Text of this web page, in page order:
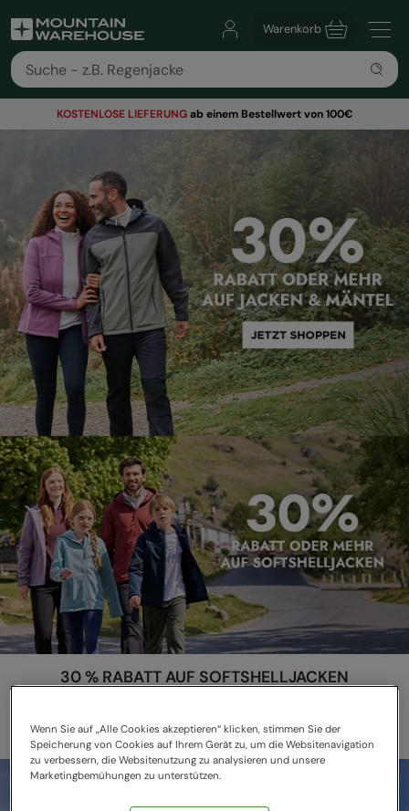
Warenkorb
KOSTENLOSE LIEFERUNGab einem Bestellwert von 100€
30 % RABATT AUF SOFTSHELLJACKEN
Wenn Sie auf „Alle Cookies akzeptieren“ klicken, stimmen Sie der
Speicherung von Cookies auf Ihrem Gerät zu, um die Websitenavigation
zu verbessern, die Websitenutzung zu analysieren und unsere
Marketingbemühungen zu unterstützen.